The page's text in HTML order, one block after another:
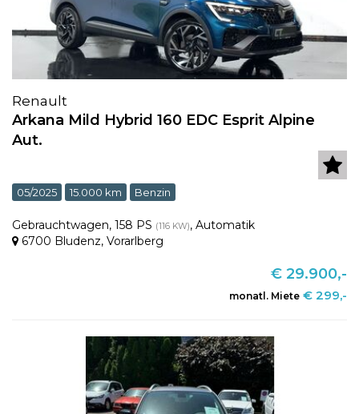
Renault
Arkana Mild Hybrid 160 EDC Esprit Alpine
Aut.
05/2025 15.000 km Benzin
Gebrauchtwagen, 158 PS (116 KW), Automatik
6700 Bludenz, Vorarlberg
€ 29.900,-
monatl. Miete € 299,-